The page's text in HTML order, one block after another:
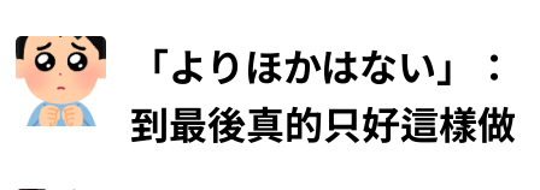
「よりほかはない」：
到最後真的只好這樣做